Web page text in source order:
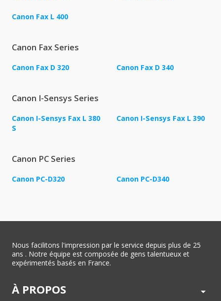
Canon Fax L 400
Canon Fax Series
Canon Fax D 320 Canon Fax D 340
Canon I-Sensys Series
Canon I-Sensys Fax L 380
S
Canon I-Sensys Fax L 390
Canon PC Series
Canon PC-D320 Canon PC-D340
Nous facilitons l'impression par le service depuis plus de 25
ans . Notre équipe est composée de gens talentueux et
expérimentés basés en France.
À PROPOS arrow_drop_down